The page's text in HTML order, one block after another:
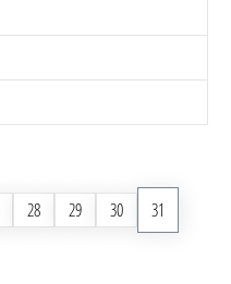
28 29 30
31